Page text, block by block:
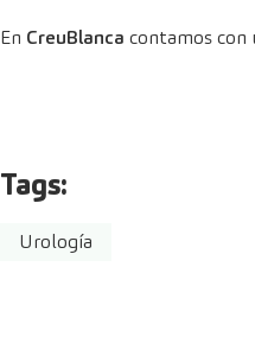
En CreuBlanca contamos con
Tags:
Urología